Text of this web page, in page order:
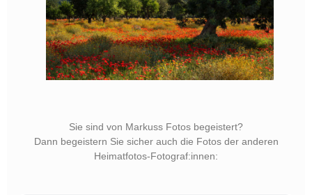
Sie sind von Markuss Fotos begeistert?
Dann begeistern Sie sicher auch die Fotos der anderen
Heimatfotos-Fotograf:innen: